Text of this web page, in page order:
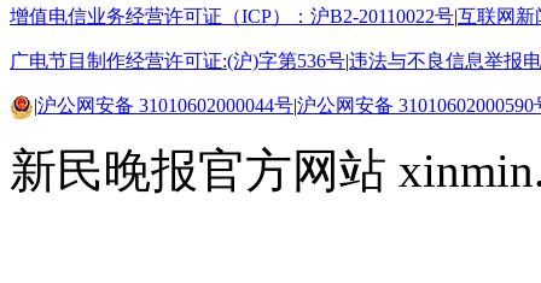
增值电信业务经营许可证（ICP）：沪B2-20110022号|互联网新
广电节目制作经营许可证:(沪)字第536号|违法与不良信息举报
|沪公网安备 31010602000044号|沪公网安备 31010602000590
新民晚报官方网站